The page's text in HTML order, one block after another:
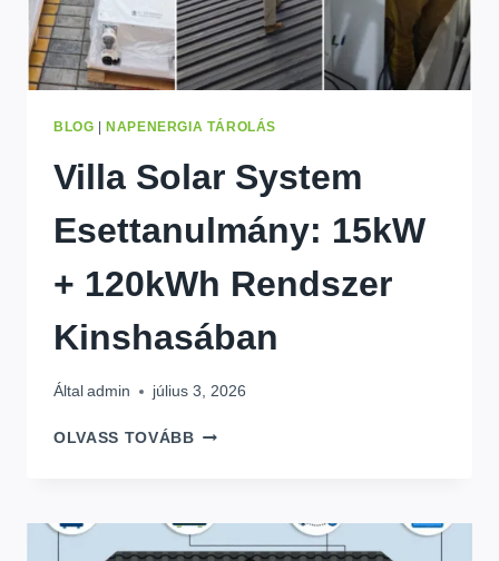
BLOG |NAPENERGIA TÁROLÁS
Villa Solar System
Esettanulmány: 15kW
+ 120kWh Rendszer
Kinshasában
Által admin július 3, 2026
OLVASS TOVÁBB VILLA
15KW
+